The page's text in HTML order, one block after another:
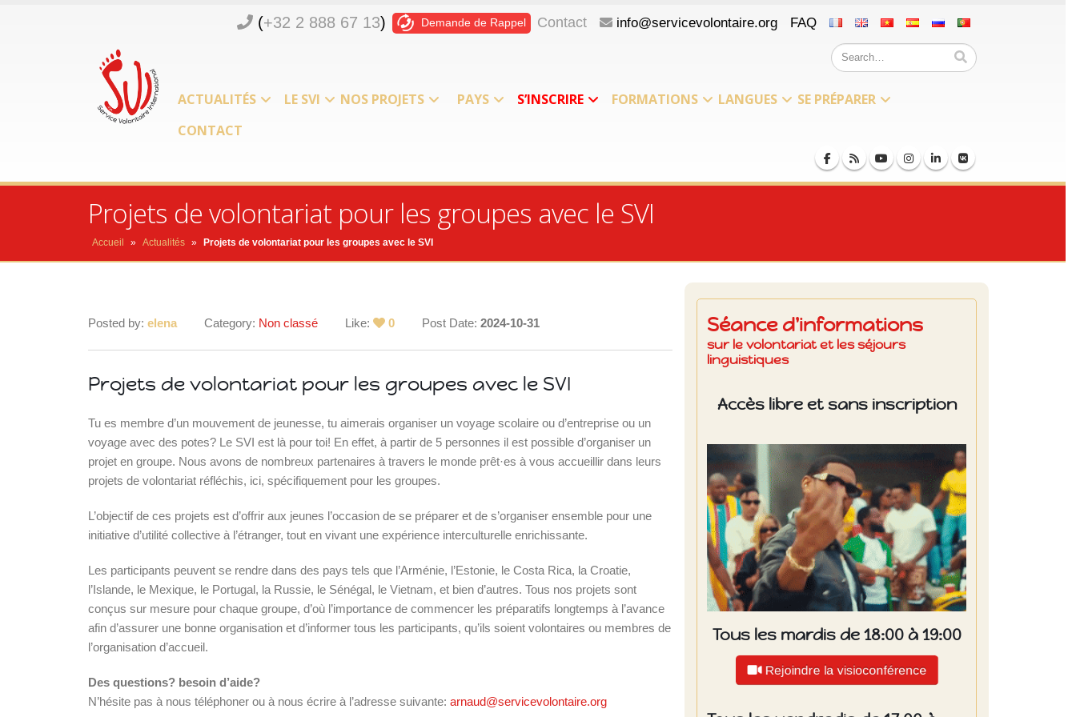
(+32 2 888 67 13) Demande de Rappel Contact info@servicevolontaire.org FAQ
ACTUALITÉS LE SVI NOS PROJETS PAYS S’INSCRIRE FORMATIONS LANGUES
SE PRÉPARER
CONTACT
Projets de volontariat pour les groupes avec le SVI
Accueil » Actualités » Projets de volontariat pour les groupes avec le SVI
Posted by:elena Category: Non classé Like: 0 Post Date:2024-10-31
Projets de volontariat pour les groupes avec le SVI
Tu es membre d’un mouvement de jeunesse, tu aimerais organiser un voyage scolaire ou d’entreprise ou un
voyage avec des potes? Le SVI est là pour toi! En effet, à partir de 5 personnes il est possible d’organiser un
projet en groupe. Nous avons de nombreux partenaires à travers le monde prêt·es à vous accueillir dans leurs
projets de volontariat réfléchis, ici, spécifiquement pour les groupes.
L’objectif de ces projets est d’offrir aux jeunes l’occasion de se préparer et de s’organiser ensemble pour une
initiative d’utilité collective à l’étranger, tout en vivant une expérience interculturelle enrichissante.
Les participants peuvent se rendre dans des pays tels que l’Arménie, l’Estonie, le Costa Rica, la Croatie,
l’Islande, le Mexique, le Portugal, la Russie, le Sénégal, le Vietnam, et bien d’autres. Tous nos projets sont
conçus sur mesure pour chaque groupe, d’où l’importance de commencer les préparatifs longtemps à l’avance
afin d’assurer une bonne organisation et d’informer tous les participants, qu’ils soient volontaires ou membres de
l’organisation d’accueil.
Des questions? besoin d’aide?
N’hésite pas à nous téléphoner ou à nous écrire à l’adresse suivante:arnaud@servicevolontaire.org
Séance d'informations
sur le volontariat et les séjours
linguistiques
Accès libre et sans inscription
Tous les mardis de 18:00 à 19:00
Rejoindre la visioconférence